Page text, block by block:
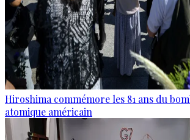
Hiroshima commémore les 81 ans du
atomique américain